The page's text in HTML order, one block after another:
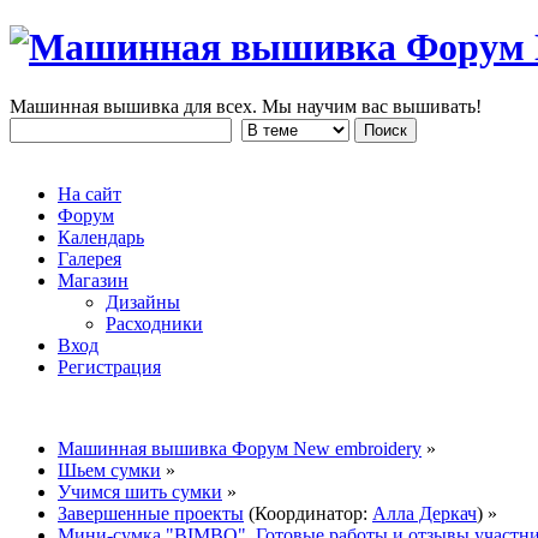
Машинная вышивка для всех. Мы научим вас вышивать!
На сайт
Форум
Календарь
Галерея
Магазин
Дизайны
Расходники
Вход
Регистрация
Машинная вышивка Форум New embroidery »
Шьем сумки »
Учимся шить сумки »
Завершенные проекты (Координатор: Алла Деркач) »